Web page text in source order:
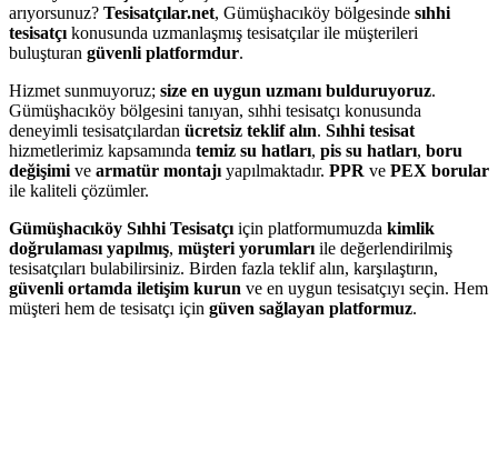
arıyorsunuz? Tesisatçılar.net, Gümüşhacıköy bölgesinde sıhhi
tesisatçı konusunda uzmanlaşmış tesisatçılar ile müşterileri
buluşturan güvenli platformdur.
Hizmet sunmuyoruz; size en uygun uzmanı bulduruyoruz.
Gümüşhacıköy bölgesini tanıyan, sıhhi tesisatçı konusunda
deneyimli tesisatçılardan ücretsiz teklif alın. Sıhhi tesisat
hizmetlerimiz kapsamında temiz su hatları, pis su hatları, boru
değişimi ve armatür montajı yapılmaktadır. PPR ve PEX borular
ile kaliteli çözümler.
Gümüşhacıköy Sıhhi Tesisatçı için platformumuzda kimlik
doğrulaması yapılmış, müşteri yorumları ile değerlendirilmiş
tesisatçıları bulabilirsiniz. Birden fazla teklif alın, karşılaştırın,
güvenli ortamda iletişim kurun ve en uygun tesisatçıyı seçin. Hem
müşteri hem de tesisatçı için güven sağlayan platformuz.